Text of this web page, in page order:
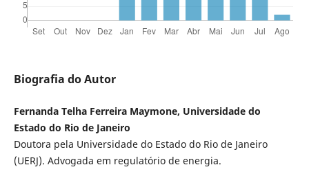
Biografia do Autor
Fernanda Telha Ferreira Maymone, Universidade do
Estado do Rio de Janeiro
Doutora pela Universidade do Estado do Rio de Janeiro
(UERJ). Advogada em regulatório de energia.